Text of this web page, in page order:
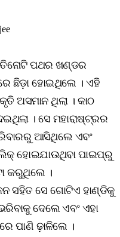
ତିନୋଟି ପଥର ଖଣ୍ଡର
ଛିଡ଼ା ହୋଇଥିଲେ । ଏହି
ଅସମାନ ଥିଲା । କାଠ
। ସେ ମହାରାଷ୍ଟ୍ରର
ଆସିଥିଲେ ଏବଂ
ହୋଇଯାଉଥିବା ପାଇପ୍‌ରୁ
କରୁଥିଲେ ।
ସହିତ ସେ ଗୋଟିଏ ହାଣ୍ଡିକୁ
ଦେଲେ ଏବଂ ଏହା
ପାଣି ଢ଼ାଳିଲେ ।